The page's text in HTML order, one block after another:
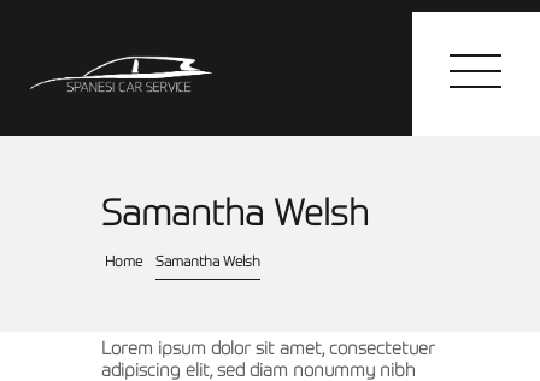
Samantha Welsh
Home Samantha Welsh
I SERVIZI
CONTATTI
Lorem ipsum dolor sit amet, consectetuer
adipiscing elit, sed diam nonummy nibh